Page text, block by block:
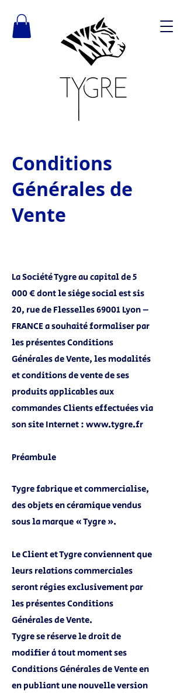
Conditions
Générales de
Vente
La Société Tygre au capital de 5
000 € dont le siège social est sis
20, rue de Flesselles 69001 Lyon –
FRANCE a souhaité formaliser par
les présentes Conditions
Générales de Vente, les modalités
et conditions de vente de ses
produits applicables aux
commandes Clients effectuées via
son site Internet :www.tygre.fr
Préambule
Tygre fabrique et commercialise,
des objets en céramique vendus
sous la marque « Tygre ».
Le Client et Tygre conviennent que
leurs relations commerciales
seront régies exclusivement par
les présentes Conditions
Générales de Vente.
Tygre se réserve le droit de
modifier à tout moment ses
Conditions Générales de Vente en
en publiant une nouvelle version